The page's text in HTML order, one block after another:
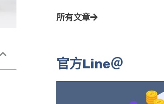
所有文章
官方Line＠